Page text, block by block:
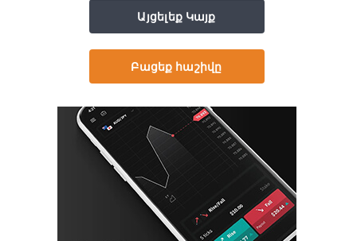
Այցելեք Կայք
Բացեք հաշիվը